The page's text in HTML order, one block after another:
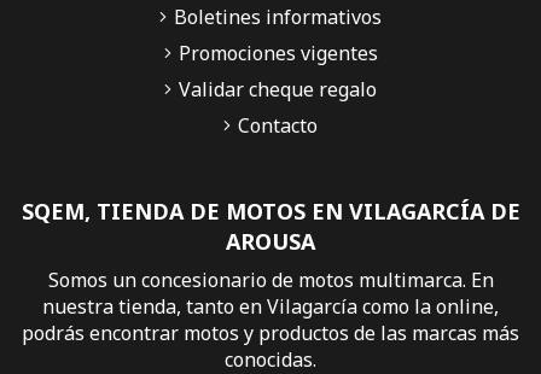
SQEM, TIENDA DE MOTOS EN VILAGARCÍA DE
AROUSA
Somos un concesionario de motos multimarca. En
nuestra tienda, tanto en Vilagarcía como la online,
podrás encontrar motos y productos de las marcas más
conocidas.
Boletines informativos
Promociones vigentes
Validar cheque regalo
Contacto